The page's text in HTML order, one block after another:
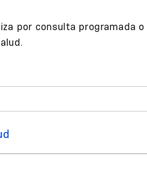
por consulta programada